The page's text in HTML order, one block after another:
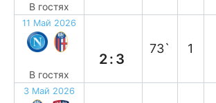
В гостях
11 Май 2026
В гостях
2:3
73` 1
3 Май 2026